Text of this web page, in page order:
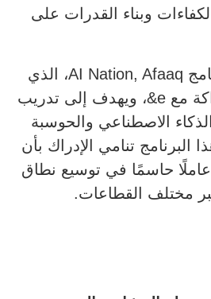
وبناء القدرات على
ومن أبرز الأمثلة برنامج AI Nation, Afaaq، الذي
أطلقته AWS بالشراكة مع e&، ويهدف إلى تدريب
الاصطناعي والحوسبة
البرنامج تنامي الإدراك بأن
حاسمًا في توسيع نطاق
مختلف القطاعات.